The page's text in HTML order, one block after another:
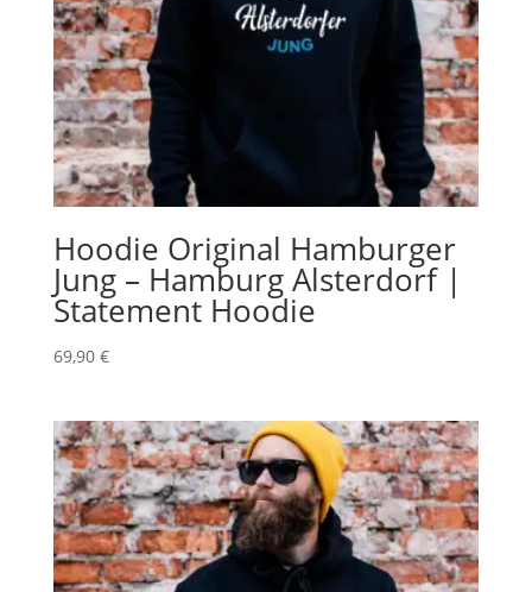
Hoodie Original Hamburger
Jung – Hamburg Alsterdorf |
Statement Hoodie
69,90 €